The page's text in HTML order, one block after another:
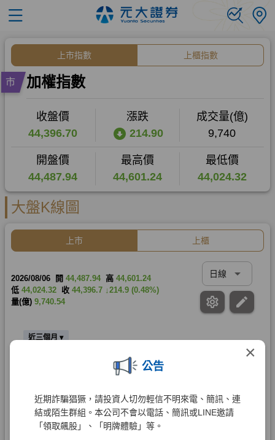
×
公告
近期詐騙猖獗，請投資人切勿輕信不明來電、簡訊、連
結或陌生群組。本公司不會以電話、簡訊或LINE邀請
「領取飆股」、「明牌體驗」等。